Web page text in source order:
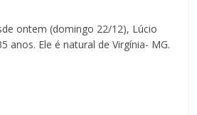
ontem (domingo 22/12), Lúcio
anos. Ele é natural de Virgínia- MG.